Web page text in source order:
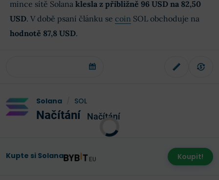
mince sítě Solana klesla z přibližně 96 USD na 82,50
USD. V době psaní článku se coin SOL obchoduje na
hodnotě 87,8 USD.
Solana SOL
Načítání Načítání
Kupte si Solana Koupit!